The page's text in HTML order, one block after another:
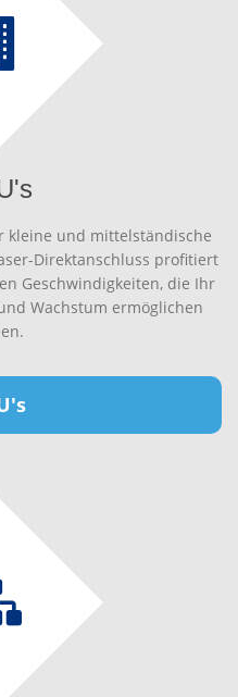
kleine und mittelständische
Direktanschluss profitiert
Geschwindigkeiten, die Ihr
Wachstum ermöglichen